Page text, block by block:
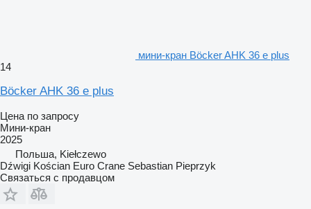
мини-кран Böcker AHK 36 e plus
14
Böcker AHK 36 e plus
Цена по запросу
Мини-кран
2025
Польша, Kiełczewo
Dźwigi Kościan Euro Crane Sebastian Pieprzyk
Связаться с продавцом